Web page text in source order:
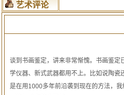
艺术评论
谈到书画鉴定，讲来非常惭愧。书画鉴
学仪器、新式武器都用不上。比如说陶瓷
是在用1000多年前沿袭到现在的方法，